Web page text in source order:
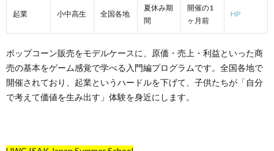
起業 小中高生 全国各地
夏休み期
間
開催の1
ヶ月前
HP
ポップコーン販売をモデルケースに、原価・売上・利益といった商
売の基本をゲーム感覚で学べる入門編プログラムです。全国各地で
開催されており、起業というハードルを下げて、子供たちが「自分
で考えて価値を生み出す」体験を身近にします。